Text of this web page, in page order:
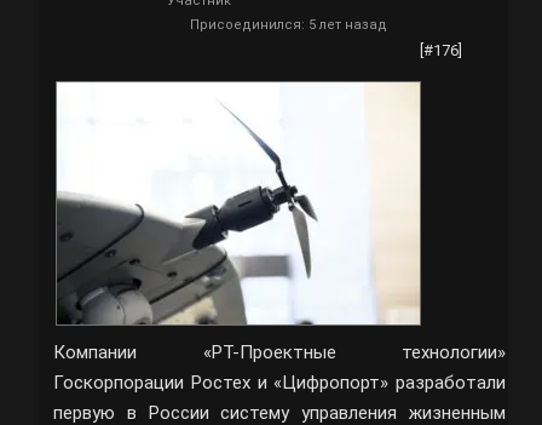
Присоединился: 5 лет назад
[#176]
Компании «РТ-Проектные технологии»
Госкорпорации Ростех и «Цифропорт» разработали
первую в России систему управления жизненным